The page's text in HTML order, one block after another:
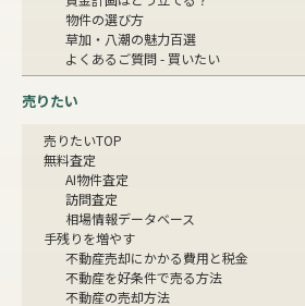
物件の選び方
草加・八潮の魅力百選
よくあるご質問 - 買いたい
売りたい
売りたいTOP
無料査定
AI物件査定
訪問査定
相場情報データベース
手残りを増やす
不動産売却にかかる費用と税金
不動産を好条件で売る方法
不動産の売却方法